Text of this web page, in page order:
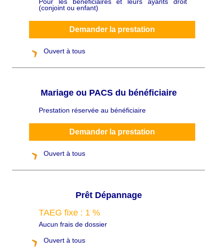
p
Pour les bénéficiaires et leurs ayants droit
(conjoint ou enfant)
Demander la prestation
Ouvert à tous
Mariage ou PACS du bénéficiaire
a
Prestation réservée au bénéficiaire
Demander la prestation
Ouvert à tous
Prêt Dépannage
TAEG fixe : 1 %
Aucun frais de dossier
Ouvert à tous